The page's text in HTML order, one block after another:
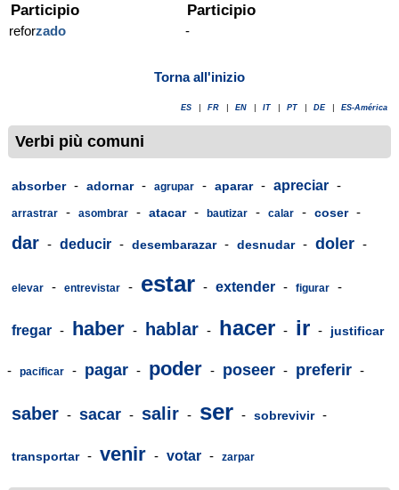
Participio
reforzado
Participio
-
Torna all'inizio
ES FR EN IT PT DE ES-América
Verbi più comuni
absorber - adornar - agrupar - aparar - apreciar -
arrastrar - asombrar - atacar - bautizar - calar - coser -
dar - deducir - desembarazar - desnudar - doler -
elevar - entrevistar - estar - extender - figurar -
fregar - haber - hablar - hacer - ir - justificar
- pacificar - pagar - poder - poseer - preferir -
saber - sacar - salir - ser - sobrevivir -
transportar - venir - votar - zarpar